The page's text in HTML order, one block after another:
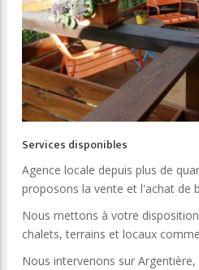
Services disponibles
Agence locale depuis plus de
proposons la vente et l'achat de
Nous mettons à votre
chalets, terrains et locaux
Nous intervenons sur